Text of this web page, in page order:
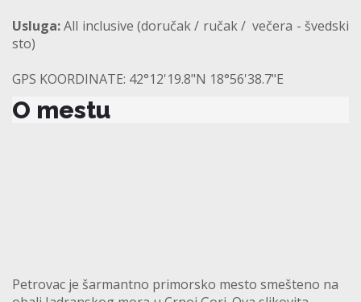
Usluga:All inclusive (doručak / ručak / večera - švedski
sto)
GPS KOORDINATE: 42°12'19.8"N 18°56'38.7"E
O mestu
Petrovac je šarmantno primorsko mesto smešteno na